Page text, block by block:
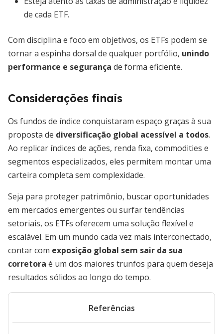
de cada ETF.
Com disciplina e foco em objetivos, os ETFs podem se
tornar a espinha dorsal de qualquer portfólio, unindo
performance e segurança de forma eficiente.
Considerações finais
Os fundos de índice conquistaram espaço graças à sua
proposta de diversificação global acessível a todos.
Ao replicar índices de ações, renda fixa, commodities e
segmentos especializados, eles permitem montar uma
carteira completa sem complexidade.
Seja para proteger patrimônio, buscar oportunidades
em mercados emergentes ou surfar tendências
setoriais, os ETFs oferecem uma solução flexível e
escalável. Em um mundo cada vez mais interconectado,
contar com exposição global sem sair da sua
corretora é um dos maiores trunfos para quem deseja
resultados sólidos ao longo do tempo.
Referências